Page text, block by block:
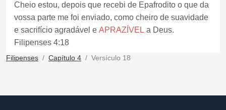
Cheio estou, depois que recebi de Epafrodito o que da
vossa parte me foi enviado, como cheiro de suavidade
e sacrifício agradável e APRAZÍVEL a Deus.
Filipenses 4:18
Filipenses Capítulo 4 Versículo 18